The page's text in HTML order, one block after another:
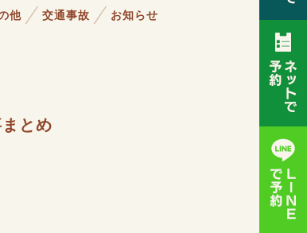
他 交通事故 お知らせ
とめ